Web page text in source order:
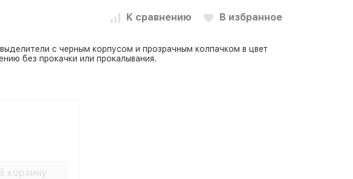
К сравнению В избранное
с черным корпусом и прозрачным колпачком в цвет
без прокачки или прокалывания.
корзину